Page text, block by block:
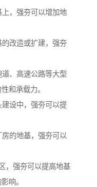
，强夯可以增加地
改造或扩建，强夯
、高速公路等大型
和承载力。
设中，强夯可以提
的地基，强夯可以
，强夯可以提高地基
响。